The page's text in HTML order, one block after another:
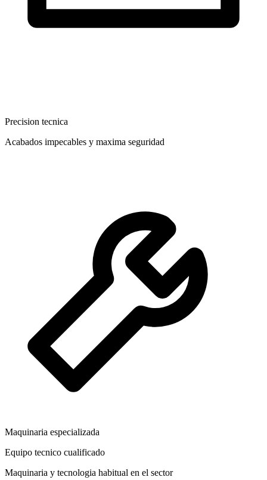
Precision tecnica
Acabados impecables y maxima seguridad
Maquinaria especializada
Equipo tecnico cualificado
Maquinaria y tecnologia habitual en el sector